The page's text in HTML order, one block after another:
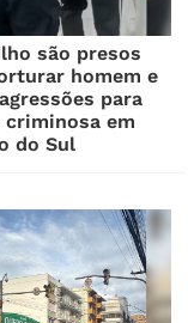
são presos
homem e
para
criminosa em
do Sul